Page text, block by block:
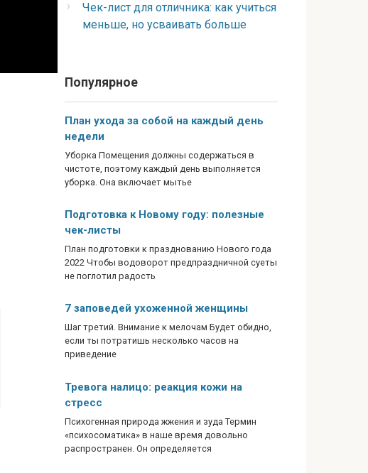
Чек-лист для отличника: как учиться
меньше, но усваивать больше
Популярное
План ухода за собой на каждый день
недели
Уборка Помещения должны содержаться в
чистоте, поэтому каждый день выполняется
уборка. Она включает мытье
Подготовка к Новому году: полезные
чек-листы
План подготовки к празднованию Нового года
2022 Чтобы водоворот предпраздничной суеты
не поглотил радость
7 заповедей ухоженной женщины
Шаг третий. Внимание к мелочам Будет обидно,
если ты потратишь несколько часов на
приведение
Тревога налицо: реакция кожи на
стресс
Психогенная природа жжения и зуда Термин
«психосоматика» в наше время довольно
распространен. Он определяется